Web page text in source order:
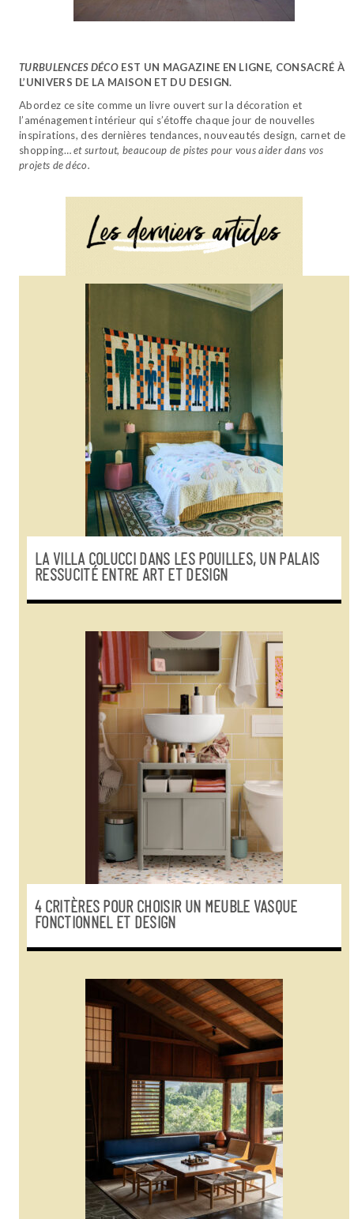
TURBULENCES DÉCO EST UN MAGAZINE EN LIGNE, CONSACRÉ À
L’UNIVERS DE LA MAISON ET DU DESIGN.
Abordez ce site comme un livre ouvert sur la décoration et
l’aménagement intérieur qui s’étoffe chaque jour de nouvelles
inspirations, des dernières tendances, nouveautés design, carnet de
shopping…et surtout, beaucoup de pistes pour vous aider dans vos
projets de déco.
LA VILLA COLUCCI DANS LES POUILLES, UN PALAIS
RESSUCITÉ ENTRE ART ET DESIGN
4 CRITÈRES POUR CHOISIR UN MEUBLE VASQUE
FONCTIONNEL ET DESIGN